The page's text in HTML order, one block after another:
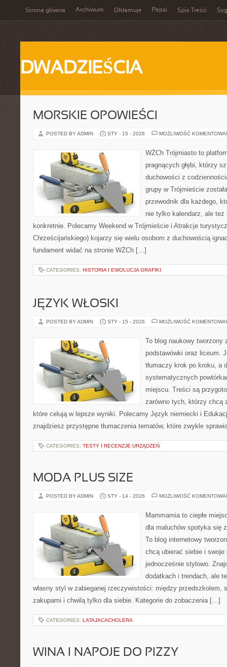
Strona główna Archiwum Okłamuje Pepsi Spis Treści
DWADZIEŚCIA
MORSKIE OPOWIEŚCI
POSTED BY ADMIN STY - 15 - 2026 MOŻLIWOŚĆ
WŻCh Trójmiasto to
pragnących głębi, którzy
duchowości z
grupy w Trójmieście
przewodnik dla każdego,
nie tylko kalendarz, ale
konkretnie. Polecamy Weekend w Trójmieście i Atrakcje
Chrześcijańskiego) kojarzy się wielu osobom z duchowością
fundament widać na stronie WŻCh […]
CATEGORIES: HISTORIA I EWOLUCJA GRAFIKI
JĘZYK WŁOSKI
POSTED BY ADMIN STY - 15 - 2026 MOŻLIWOŚĆ
To blog naukowy tworzony
podstawówki oraz liceum.
tłumaczy krok po kroku, a
systematycznych
miejscu. Treści są
zarówno tych, którzy chcą
które celują w lepsze wyniki. Polecamy Język niemiecki i
znajdziesz przystępne tłumaczenia tematów, które zwykle
CATEGORIES: TESTY I RECENZJE URZĄDZEŃ
MODA PLUS SIZE
POSTED BY ADMIN STY - 14 - 2026 MOŻLIWOŚĆ
Mammamia to ciepłe
dla maluchów spotyka się
To blog internetowy
chcą ubierać siebie i
jednocześnie stylowo.
dodatkach i trendach, ale
własny styl w zabieganej rzeczywistości: między przedszkolem,
zakupami i chwilą tylko dla siebie. Kategorie do zobaczenia […]
CATEGORIES: LATAJACACHOLERA
WINA I NAPOJE DO PIZZY